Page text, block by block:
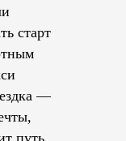
старт
—